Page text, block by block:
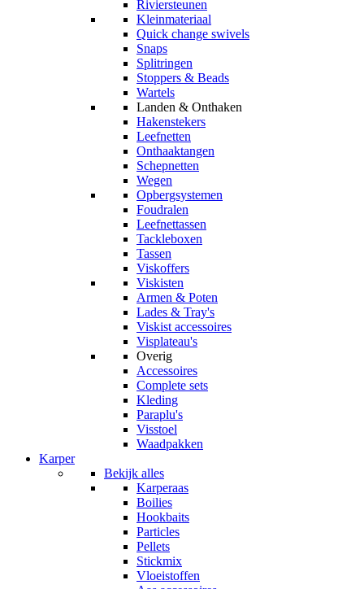
Riviersteunen
Kleinmateriaal
Quick change swivels
Snaps
Splitringen
Stoppers & Beads
Wartels
Landen & Onthaken
Hakenstekers
Leefnetten
Onthaaktangen
Schepnetten
Wegen
Opbergsystemen
Foudralen
Leefnettassen
Tackleboxen
Tassen
Viskoffers
Viskisten
Armen & Poten
Lades & Tray's
Viskist accessoires
Visplateau's
Overig
Accessoires
Complete sets
Kleding
Paraplu's
Visstoel
Waadpakken
Karper
Bekijk alles
Karperaas
Boilies
Hookbaits
Particles
Pellets
Stickmix
Vloeistoffen